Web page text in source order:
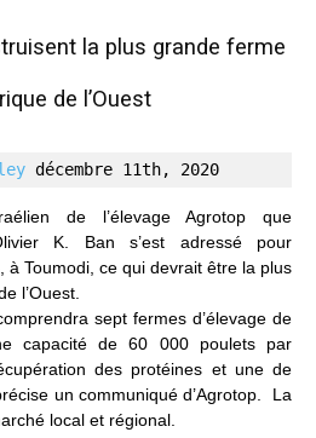
la plus grande ferme
de l’Ouest
décembre 11th, 2020
de l’élevage Agrotop que
K. Ban s’est adressé pour
à Toumodi, ce qui devrait être la plus
l’Ouest.
sept fermes d’élevage de
capacité de 60 000 poulets par
des protéines et une de
un communiqué d’Agrotop. La
local et régional.